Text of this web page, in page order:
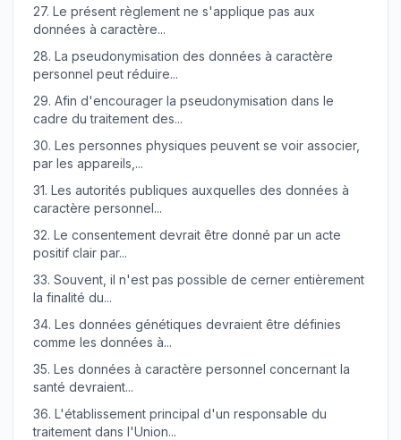
27. Le présent règlement ne s'applique pas aux
données à caractère...
28. La pseudonymisation des données à caractère
personnel peut réduire...
29. Afin d'encourager la pseudonymisation dans le
cadre du traitement des...
30. Les personnes physiques peuvent se voir associer,
par les appareils,...
31. Les autorités publiques auxquelles des données à
caractère personnel...
32. Le consentement devrait être donné par un acte
positif clair par...
33. Souvent, il n'est pas possible de cerner entièrement
la finalité du...
34. Les données génétiques devraient être définies
comme les données à...
35. Les données à caractère personnel concernant la
santé devraient...
36. L'établissement principal d'un responsable du
traitement dans l'Union...